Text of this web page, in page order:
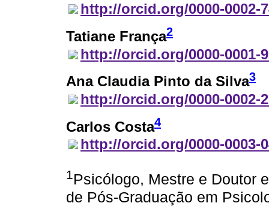
http://orcid.org/0000-0002-
Tatiane França2
http://orcid.org/0000-0001-
Ana Claudia Pinto da Silva3
http://orcid.org/0000-0002-
Carlos Costa4
http://orcid.org/0000-0003-
1Psicólogo, Mestre e Doutor
de Pós-Graduação em